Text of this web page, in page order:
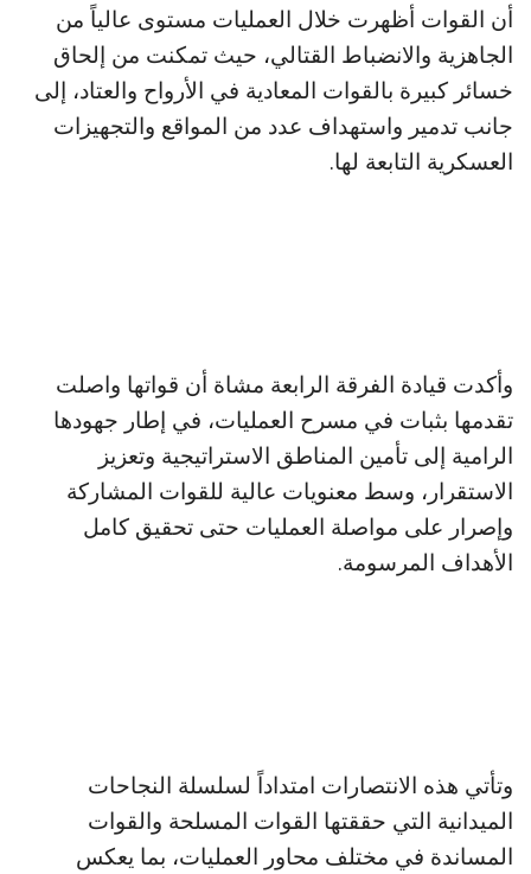
أن القوات أظهرت خلال العمليات مستوى عالياً من
الجاهزية والانضباط القتالي، حيث تمكنت من إلحاق
خسائر كبيرة بالقوات المعادية في الأرواح والعتاد، إلى
جانب تدمير واستهداف عدد من المواقع والتجهيزات
العسكرية التابعة لها.
وأكدت قيادة الفرقة الرابعة مشاة أن قواتها واصلت
تقدمها بثبات في مسرح العمليات، في إطار جهودها
الرامية إلى تأمين المناطق الاستراتيجية وتعزيز
الاستقرار، وسط معنويات عالية للقوات المشاركة
وإصرار على مواصلة العمليات حتى تحقيق كامل
الأهداف المرسومة.
وتأتي هذه الانتصارات امتداداً لسلسلة النجاحات
الميدانية التي حققتها القوات المسلحة والقوات
المساندة في مختلف محاور العمليات، بما يعكس